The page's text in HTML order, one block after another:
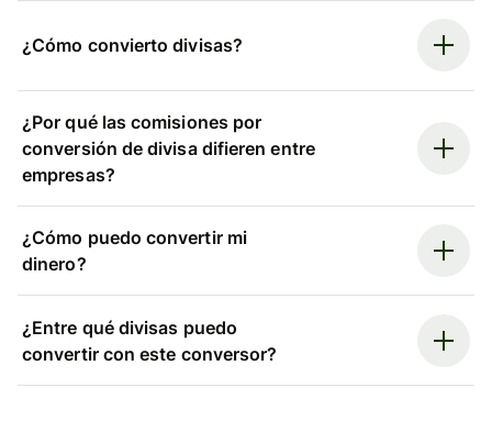
¿Cómo convierto divisas?
¿Por qué las comisiones por
conversión de divisa difieren entre
empresas?
¿Cómo puedo convertir mi
dinero?
¿Entre qué divisas puedo
convertir con este conversor?